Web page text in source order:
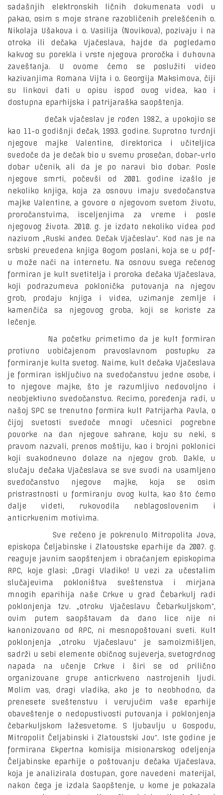
sadašnjih elektronskih ličnih dokumenata vodi u
pakao, osim s moje strane razobličenih prelešćenih o.
Nikolaja Ušakova i o. Vasilija (Novikova), pozivaju i na
otroka ili dečaka Vjačeslava, hajde da pogledamo
kakvog su porekla i vrste njegova proročka i duhovna
zaveštanja. U ovome ćemo se poslužiti video
kazivanjima Romana Vijta i o. Georgija Maksimova, čiji
su linkovi dati u opisu ispod ovog videa, kao i
dostupna eparhijska i patrijaraška saopštenja.
dečak vjačeslav je rođen 1982., a upokojio se
kao 11-o godišnji dečak, 1993. godine. Suprotno tvrdnji
njegove majke Valentine, direktorica i učiteljica
svedoče da je dečak bio u svemu prosečan, dobar-vrlo
dobar učenik, ali da je po naravi bio dobar. Posle
njegove smrti, počevši od 2001. godine izašlo je
nekoliko knjiga, koja za osnovu imaju svedočanstva
majke Valentine, a govore o njegovom svetom životu,
proročanstvima, isceljenjima za vreme i posle
njegovog života. 2010. g. je izdato nekoliko videa pod
nazivom „Ruski anđeo. Dečak Vjačeslav“. Kod nas je na
srbski prevedena knjiga Bogom poslani, koja se u pdf-
u može naći na internetu. Na osnovu svega rečenog
formiran je kult svetitelja i proroka dečaka Vjačeslava,
koji podrazumeva poklonička putovanja na njegov
grob, prodaju knjiga i videa, uzimanje zemlje i
kamenčića sa njegovog groba, koji se koriste za
lečenje.
Na početku primetimo da je kult formiran
protivno uobičajenom pravoslavnom postupku za
formiranje kulta svetog. Naime, kult dečaka Vjačeslava
je formiran isključivo na svedočanstvu jedne osobe, i
to njegove majke, što je razumljivo nedovoljno i
neobjektivno svedočanstvo. Recimo, poređenja radi, u
našoj SPC se trenutno formira kult Patrijarha Pavla, o
čijoj svetosti svedoče mnogi učesnici pogrebne
povorke na dan njegove sahrane, koju su neki, s
pravom nazvali, prenos moštiju, kao i brojni poklonici
koji svakodnevno dolaze na njegov grob. Dakle, u
slučaju dečaka Vjačeslava se sve svodi na usamljeno
svedočanstvo njegove majke, koja se osim
pristrastnosti u formiranju ovog kulta, kao što ćemo
dalje videti, rukovodila neblagoslovenim i
anticrkvenim motivima.
Sve rečeno je pokrenulo Mitropolita Jova,
episkopa Čeljabinske i Zlatoustske eparhije da 2007. g.
reaguje javnim saopštenjem i obraćanjem episkopima
RPC, koje glasi: „Dragi Vladiko! U vezi za učestalim
slučajevima pokloništva sveštenstva i mirjana
mnogih eparihija naše Crkve u grad Čebarkulj radi
poklonjenja tzv. „otroku Vjačeslavu Čebarkuljskom“,
ovim putem saopštavam da dano lice nije ni
kanonizovano od RPC, ni mesnopoštovani sveti. Kult
poklonjenja „otroku Vjačeslavu“ je samoizmišljen,
sadrži u sebi elemente običnog sujeverja, svetogrdnog
napada na učenje Crkve i širi se od prilično
organizovane grupe anticrkveno nastrojenih ljudi.
Molim vas, dragi vladika, ako je to neobhodno, da
prenesete sveštenstvu i verujućim vaše eparhije
obaveštenje o nedopustivosti putovanja i poklonjenja
čebarkuljskom lažesvetome. S ljubavlju u Gospodu,
Mitropolit Čeljabinski i Zlatoustski Jov“. Iste godine je
formirana Ekpertna komisija misionarskog odeljenja
Čeljabinske eparhije o poštovanju dečaka Vjačeslava,
koja je analizirala dostupan, gore navedeni materijal,
nakon čega je izdala Saopštenje, u kome je pokazala